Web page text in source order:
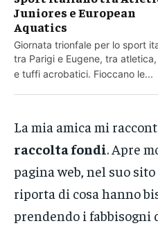
Juniores e European
Aquatics
Giornata trionfale per lo sport
tra Parigi e Eugene, tra
e tuffi acrobatici. Fioccano le...
La mia amica mi
raccolta fondi. Apre
pagina web, nel suo
riporta di cosa hanno
prendendo i fabbisogni